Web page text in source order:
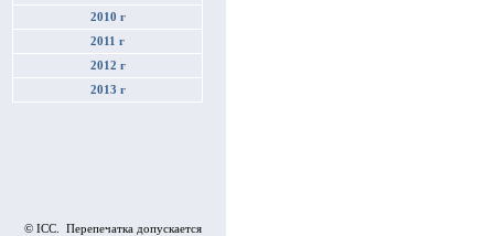
2010 г
2011 г
2012 г
2013 г
© ICC. Перепечатка допускается